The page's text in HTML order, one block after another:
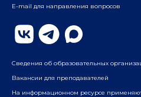
Бауманский
ул. Бауманская, д. 6, стр. 2,
Плаза», 4-й этаж
E-mail для направления вопросов
Сведения об образовательных
Вакансии для преподавателей
На информационном ресурсе